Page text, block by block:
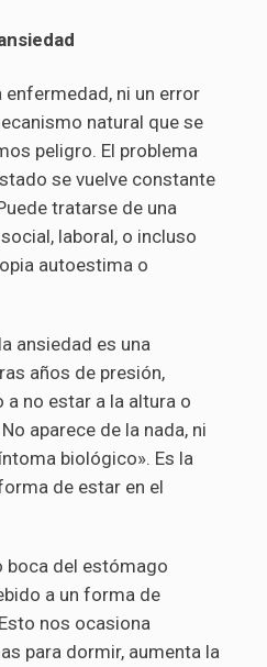
enfermedad, ni un error
natural que se
peligro. El problema
se vuelve constante
tratarse de una
laboral, o incluso
autoestima o
ansiedad es una
años de presión,
no estar a la altura o
aparece de la nada, ni
biológico». Es la
de estar en el
boca del estómago
a un forma de
nos ocasiona
para dormir, aumenta la